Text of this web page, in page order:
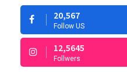
20,567
Follow US
12,5645
Follwers